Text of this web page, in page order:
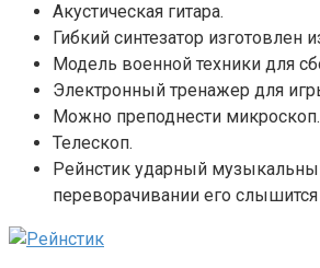
Акустическая гитара.
Гибкий синтезатор изготовлен
Модель военной техники для
Электронный тренажер для
Можно преподнести микроскоп.
Телескоп.
Рейнстик ударный
переворачивании его